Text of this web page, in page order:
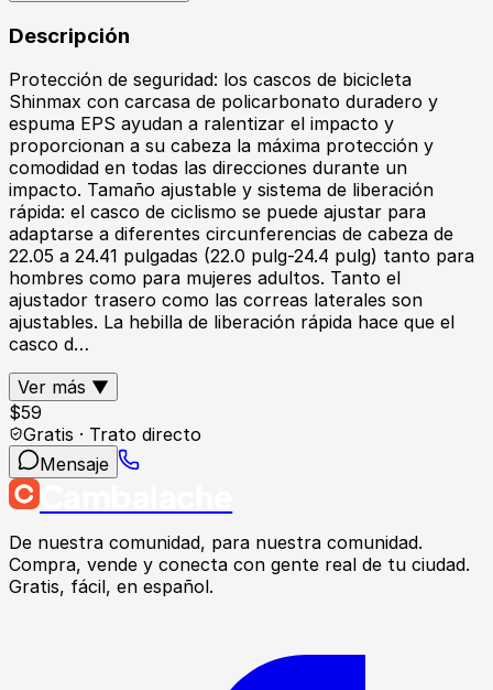
Descripción
Protección de seguridad: los cascos de bicicleta
Shinmax con carcasa de policarbonato duradero y
espuma EPS ayudan a ralentizar el impacto y
proporcionan a su cabeza la máxima protección y
comodidad en todas las direcciones durante un
impacto. Tamaño ajustable y sistema de liberación
rápida: el casco de ciclismo se puede ajustar para
adaptarse a diferentes circunferencias de cabeza de
22.05 a 24.41 pulgadas (22.0 pulg-24.4 pulg) tanto para
hombres como para mujeres adultos. Tanto el
ajustador trasero como las correas laterales son
ajustables. La hebilla de liberación rápida hace que el
casco d…
Ver más ▼
$59
Gratis · Trato directo
Mensaje
De nuestra comunidad, para nuestra comunidad.
Compra, vende y conecta con gente real de tu ciudad.
Gratis, fácil, en español.